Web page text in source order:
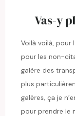
Vas-y
Voilà voilà, pour
pour les non-
galère des
plus
galères, ça je
pour prendre le